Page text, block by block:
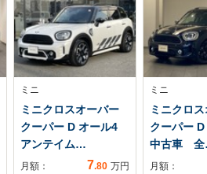
ミニ
ミニクロスオーバー
クーパー D オール4
アンテイム…
月額： 7.80 万円
ミニ
ミニクロ
クーパー
中古車
月額：